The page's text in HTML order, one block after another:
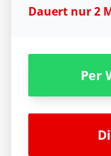
Dauert nur 2
Per